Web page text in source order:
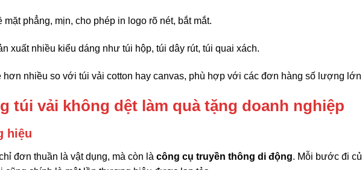
mặt phẳng, mịn, cho phép in logo rõ nét, bắt mắt.
xuất nhiều kiểu dáng như túi hộp, túi dây rút, túi quai xách.
hơn nhiều so với túi vải cotton hay canvas, phù hợp với các đơn hàng số lượng
túi vải không dệt làm quà tặng doanh nghiệp
hiệu
đơn thuần là vật dụng, mà còn là công cụ truyền thông di động. Mỗi bước đi